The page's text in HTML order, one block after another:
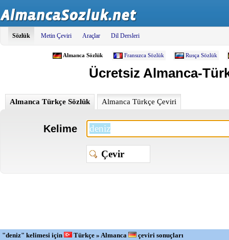
Sözlük Metin Çeviri Araçlar Dil Dersleri
Almanca Sözlük Fransızca Sözlük Rusça Sözlük
Ücretsiz Almanca-
Almanca Türkçe Sözlük Almanca Türkçe Çeviri
Kelime
"deniz" kelimesi için Türkçe » Almanca
çeviri sonuçları